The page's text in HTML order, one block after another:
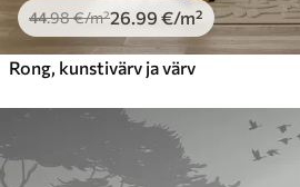
44.98€/m²26 .99 €/m²
Rong, kunstivärv ja värv